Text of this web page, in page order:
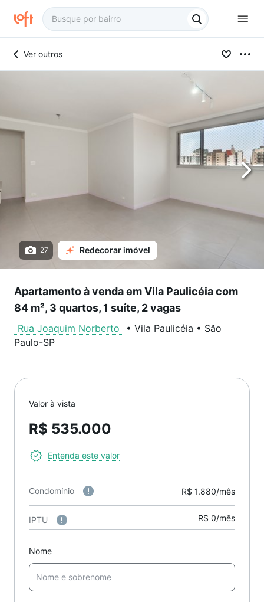
Ver outros
27 Redecorar imóvel
Apartamento à venda em Vila Paulicéia com
84 m², 3 quartos, 1 suíte, 2 vagas
Rua Joaquim Norberto • Vila Paulicéia • São
Paulo-SP
Valor à vista
R$ 535.000
Entenda este valor
Condomínio R$ 1.880/mês
IPTU R$ 0/mês
Nome